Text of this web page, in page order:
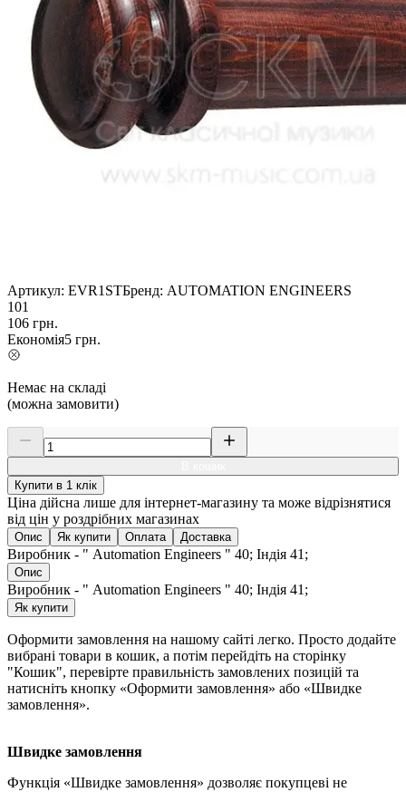
Артикул: EVR1STБренд: AUTOMATION ENGINEERS
101
106 грн.
Економія5 грн.
Немає на складі
(можна замовити)
Купити в 1 клік
Ціна дійсна лише для інтернет-магазину та може відрізнятися
від цін у роздрібних магазинах
Опис Як купити Оплата Доставка
Виробник - " Automation Engineers " 40; Індія 41;
Опис
Виробник - " Automation Engineers " 40; Індія 41;
Як купити
Оформити замовлення на нашому сайті легко. Просто додайте
вибрані товари в кошик, а потім перейдіть на сторінку
"Кошик", перевірте правильність замовлених позицій та
натисніть кнопку «Оформити замовлення» або «Швидке
замовлення».
Швидке замовлення
Функція «Швидке замовлення» дозволяє покупцеві не